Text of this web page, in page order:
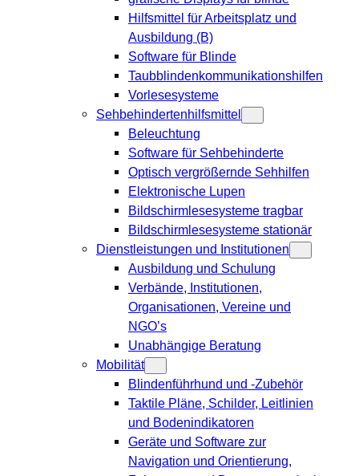
Hilfsmittel für Arbeitsplatz und
Ausbildung (B)
Software für Blinde
Taubblindenkommunikationshilfen
Vorlesesysteme
Sehbehindertenhilfsmittel
Beleuchtung
Software für Sehbehinderte
Optisch vergrößernde Sehhilfen
Elektronische Lupen
Bildschirmlesesysteme tragbar
Bildschirmlesesysteme stationär
Dienstleistungen und Institutionen
Ausbildung und Schulung
Verbände, Institutionen,
Organisationen, Vereine und
NGO’s
Unabhängige Beratung
Mobilität
Blindenführhund und -Zubehör
Taktile Pläne, Schilder, Leitlinien
und Bodenindikatoren
Geräte und Software zur
Navigation und Orientierung,